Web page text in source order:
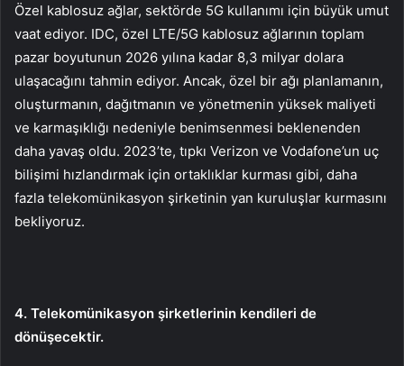
Özel kablosuz ağlar, sektörde 5G kullanımı için büyük umut
vaat ediyor. IDC, özel LTE/5G kablosuz ağlarının toplam
pazar boyutunun 2026 yılına kadar 8,3 milyar dolara
ulaşacağını tahmin ediyor. Ancak, özel bir ağı planlamanın,
oluşturmanın, dağıtmanın ve yönetmenin yüksek maliyeti
ve karmaşıklığı nedeniyle benimsenmesi beklenenden
daha yavaş oldu. 2023’te, tıpkı Verizon ve Vodafone’un uç
bilişimi hızlandırmak için ortaklıklar kurması gibi, daha
fazla telekomünikasyon şirketinin yan kuruluşlar kurmasını
bekliyoruz.
4. Telekomünikasyon şirketlerinin kendileri de
dönüşecektir.